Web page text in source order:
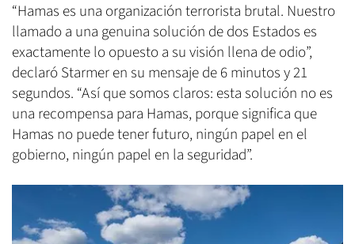
“Hamas es una organización terrorista brutal. Nuestro
llamado a una genuina solución de dos Estados es
exactamente lo opuesto a su visión llena de odio”,
declaró Starmer en su mensaje de 6 minutos y 21
segundos. “Así que somos claros: esta solución no es
una recompensa para Hamas, porque significa que
Hamas no puede tener futuro, ningún papel en el
gobierno, ningún papel en la seguridad”.